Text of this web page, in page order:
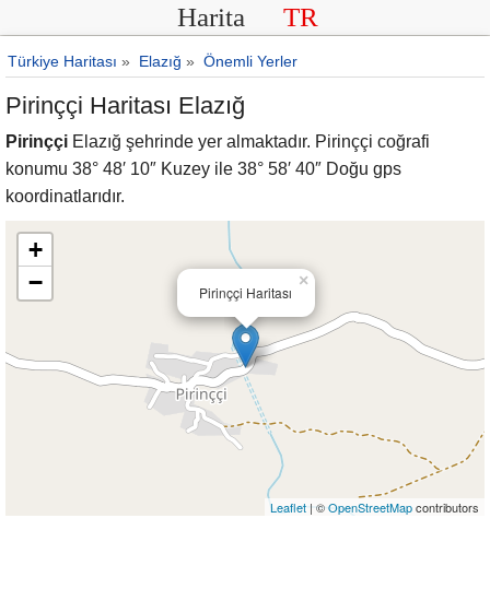
Harita TR
Türkiye Haritası » Elazığ » Önemli Yerler
Pirinççi Haritası Elazığ
Pirinççi Elazığ şehrinde yer almaktadır. Pirinççi coğrafi
konumu 38° 48′ 10″ Kuzey ile 38° 58′ 40″ Doğu gps
koordinatlarıdır.
Pirinççi Haritası
×
+
−
Leaflet | ©OpenStreetMapcontributors